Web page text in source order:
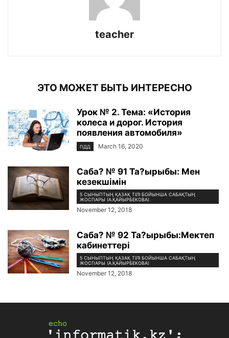
teacher
ЭТО МОЖЕТ БЫТЬ ИНТЕРЕСНО
Урок № 2. Тема: «История
колеса и дорог. История
появления автомобиля»
ПДД March 16, 2020
Саба? № 91 Та?ырыбы: Мен
кезекшімін
5 СЫНЫПТЫҢ ҚАЗАҚ ТІЛІ БОЙЫНША САБАҚТЫҢ
ЖОСПАРЫ (А.ҚАЙЫРБЕКОВА)
November 12, 2018
Саба? № 92 Та?ырыбы:Мектеп
кабинеттері
5 СЫНЫПТЫҢ ҚАЗАҚ ТІЛІ БОЙЫНША САБАҚТЫҢ
ЖОСПАРЫ (А.ҚАЙЫРБЕКОВА)
November 12, 2018